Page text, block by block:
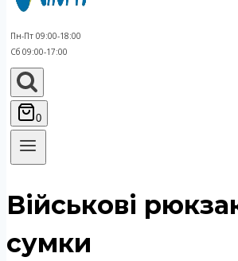
Пн-Пт 09:00-18:00
Сб 09:00-17:00
0
Військові
сумки